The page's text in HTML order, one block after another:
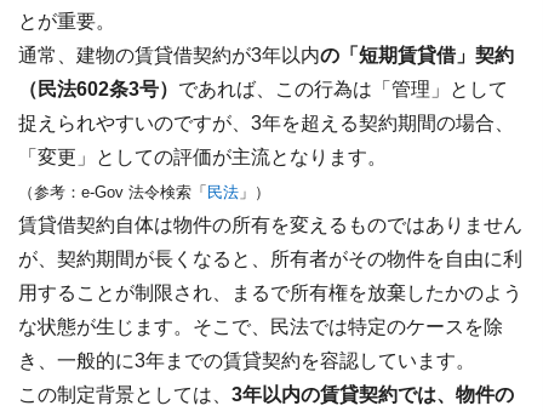
とが重要。
通常、建物の賃貸借契約が3年以内の「短期賃貸借」契約
（民法602条3号） であれば、この行為は「管理」として
捉えられやすいのですが、3年を超える契約期間の場合、
「変更」としての評価が主流となります。
（参考：e-Gov 法令検索「 民法 」）
賃貸借契約自体は物件の所有を変えるものではありません
が、契約期間が長くなると、所有者がその物件を自由に利
用することが制限され、まるで所有権を放棄したかのよう
な状態が生じます。そこで、民法では特定のケースを除
き、一般的に3年までの賃貸契約を容認しています。
この制定背景としては、 3年以内の賃貸契約では、物件の